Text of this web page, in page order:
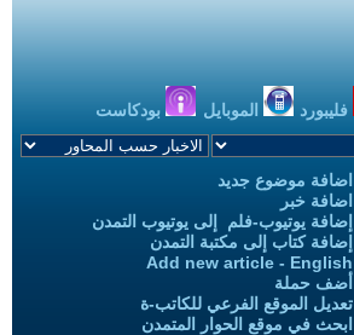
فليبورد الموبايل بودكاست
اضافة موضوع جديد
اضافة خبر
إضافة يوتيوب-فلم إلى يوتيوب التمدن
إضافة كتاب إلى مكتبة التمدن
Add new article - English
أضف حملة
تعديل الموقع الفرعي للكاتب-ة
ابحث في موقع الحوار المتمدن